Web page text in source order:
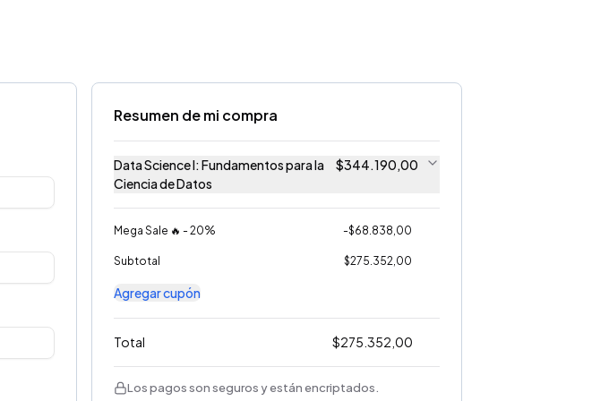
Resumen de mi compra
Data Science I: Fundamentos para la
Ciencia de Datos
$344.190,00
Mega Sale 🔥 - 20% -$68.838,00
Subtotal $275.352,00
Agregar cupón
Total $275.352,00
Los pagos son seguros y están encriptados.